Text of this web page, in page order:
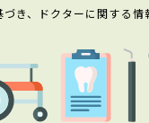
き、ドクターに関する情